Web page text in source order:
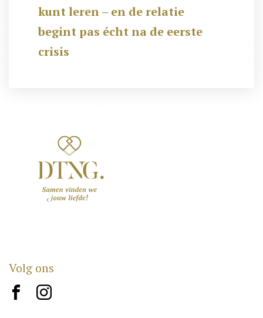
kunt leren – en de relatie
begint pas écht na de eerste
crisis
Volg ons
brand10 brand12